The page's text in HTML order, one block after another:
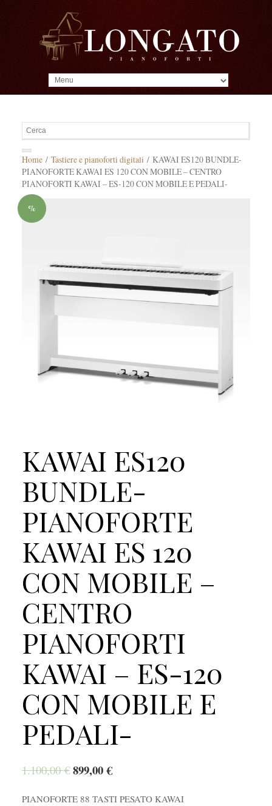
Home/ Tastiere e pianoforti digitali / KAWAI ES120 BUNDLE-
PIANOFORTE KAWAI ES 120 CON MOBILE – CENTRO
PIANOFORTI KAWAI – ES-120 CON MOBILE E PEDALI-
%
KAWAI ES120
BUNDLE-
PIANOFORTE
KAWAI ES 120
CON MOBILE –
CENTRO
PIANOFORTI
KAWAI – ES-120
CON MOBILE E
PEDALI-
1.100,00€ 899,00€
PIANOFORTE 88 TASTI PESATO KAWAI